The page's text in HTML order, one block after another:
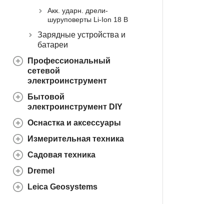
Акк. ударн. дрели-
шуруповерты Li-Ion 18 В
Зарядные устройства и
батареи
Профессиональный
сетевой
электроинструмент
Бытовой
электроинструмент DIY
Оснастка и аксессуары
Измерительная техника
Садовая техника
Dremel
Leica Geosystems